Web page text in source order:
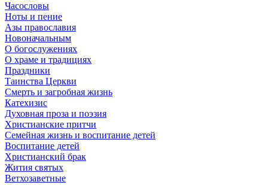
Часословы
Ноты и пение
Азы православия
Новоначальным
О богослужениях
О храме и традициях
Праздники
Таинства Церкви
Смерть и загробная жизнь
Катехизис
Духовная проза и поэзия
Христианские притчи
Семейная жизнь и воспитание детей
Воспитание детей
Христианский брак
Жития святых
Ветхозаветные